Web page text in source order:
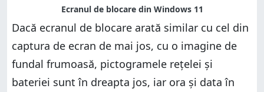
Dacă ecranul de blocare arată similar cu cel din
captura de ecran de mai jos, cu o imagine de
fundal frumoasă, pictogramele rețelei și
bateriei sunt în dreapta jos, iar ora și data în